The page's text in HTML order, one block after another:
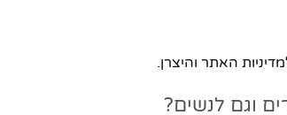
האתר והיצרן.
וגם לנשים?